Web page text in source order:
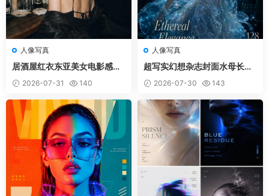
人像写真
居酒屋红衣东亚美女电影感氛
围写真
2026-07-31 140
人像写真
超写实幻想杂志封面水母长裙
韩国女性
2026-07-30 143